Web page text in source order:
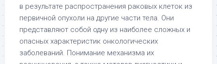
в результате распространения раковых клеток из
первичной опухоли на другие части тела. Они
представляют собой одну из наиболее сложных и
опасных характеристик онкологических
заболеваний. Понимание механизма их